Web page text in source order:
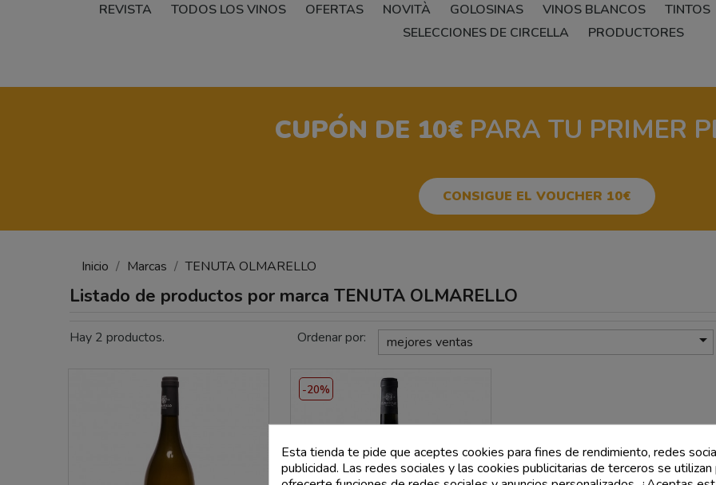
REVISTA TODOS LOS VINOS OFERTAS NOVITÀ GOLOSINAS VINOS BLANCOS TINTOS
SELECCIONES DE CIRCELLA
PRODUCTORES
CUPÓN DE 10€PARA TU PRIMER
CONSIGUE EL VOUCHER 10€
Inicio Marcas TENUTA OLMARELLO
Listado de productos por marca TENUTA OLMARELLO
Hay 2 productos. Ordenar por: mejores ventas 
-20%
Esta tienda te pide que aceptes cookies para fines de rendimiento, redes
publicidad. Las redes sociales y las cookies publicitarias de terceros se utilizan